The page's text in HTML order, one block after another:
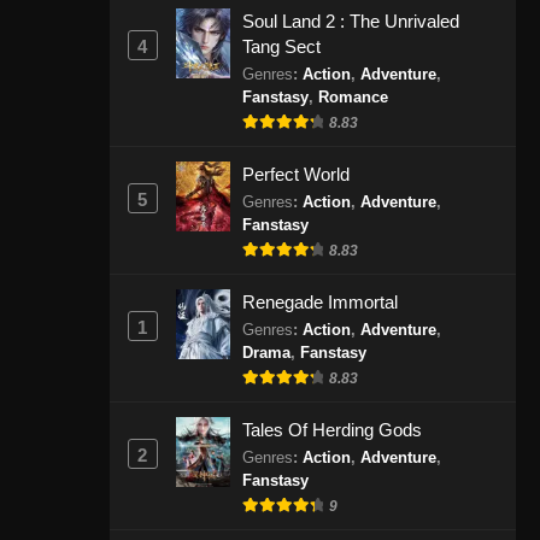
Indonesia - Agustus 31, 2024
Lord of the Ancient God Grave
Episode 266 Subtitle Indonesia
Eps 266 - Lord of the Ancient God
Indonesia - September 3, 2024
Lord of the Ancient God Grave
Eps 267 - Lord of the Ancient God
Grave Episode 267 Subtitle
Indonesia - September 8, 2024
Episode 268 Subtitle Indonesia
Eps 268 - Lord of the Ancient God
Grave Episode 268 Subtitle
Indonesia - September 10, 2024
4
Soul Land 2 : The Unrivaled
Tang Sect
Genres: Action, Adventure,
Fanstasy, Romance
8.83
5
Perfect World
Genres: Action, Adventure,
Fanstasy
8.83
1
Renegade Immortal
Genres: Action, Adventure,
Drama, Fanstasy
8.83
2
Tales Of Herding Gods
Genres: Action, Adventure,
Fanstasy
9